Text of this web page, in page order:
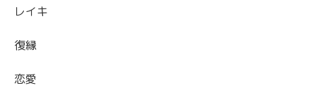
レイキ
復縁
恋愛